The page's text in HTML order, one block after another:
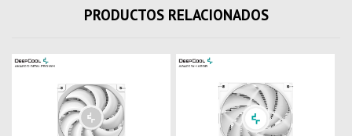
PRODUCTOS RELACIONADOS